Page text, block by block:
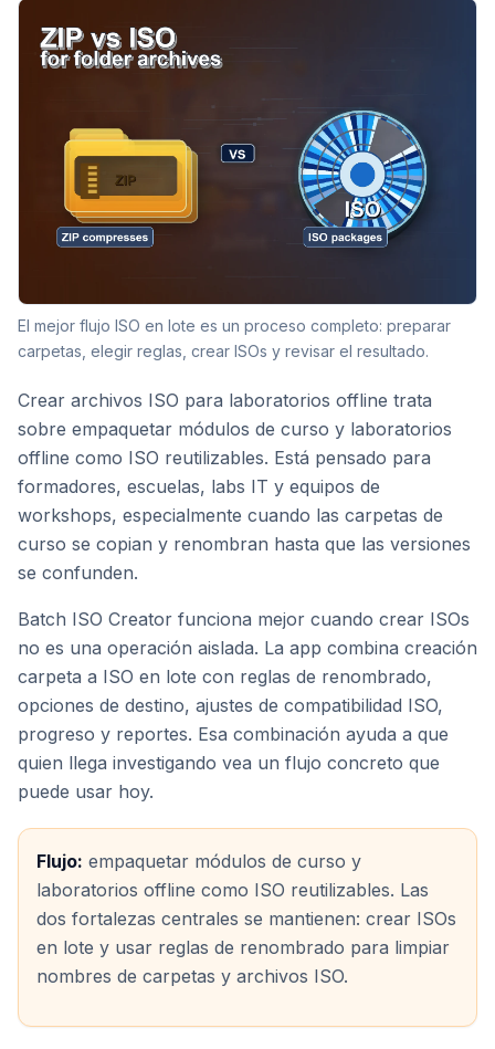
El mejor flujo ISO en lote es un proceso completo: preparar
carpetas, elegir reglas, crear ISOs y revisar el resultado.
Crear archivos ISO para laboratorios offline trata
sobre empaquetar módulos de curso y laboratorios
offline como ISO reutilizables. Está pensado para
formadores, escuelas, labs IT y equipos de
workshops, especialmente cuando las carpetas de
curso se copian y renombran hasta que las versiones
se confunden.
Batch ISO Creator funciona mejor cuando crear ISOs
no es una operación aislada. La app combina creación
carpeta a ISO en lote con reglas de renombrado,
opciones de destino, ajustes de compatibilidad ISO,
progreso y reportes. Esa combinación ayuda a que
quien llega investigando vea un flujo concreto que
puede usar hoy.
Flujo: empaquetar módulos de curso y
laboratorios offline como ISO reutilizables. Las
dos fortalezas centrales se mantienen: crear ISOs
en lote y usar reglas de renombrado para limpiar
nombres de carpetas y archivos ISO.